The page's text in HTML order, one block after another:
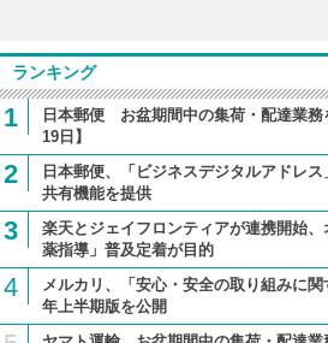
ランキング
1
日本郵便 お盆期間中の集荷・配達業務
19日】
2
日本郵便、「ビジネスデジタルアドレ
共有機能を提供
3
楽天とジェイフロンティアが連携開始
薬指導」普及定着が目的
4
メルカリ、「安心・安全の取り組みに
年上半期版を公開